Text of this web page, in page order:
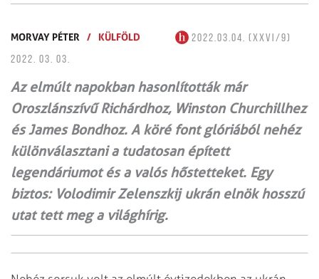
MORVAY PÉTER / KÜLFÖLD
2022.03.04. (XXVI/9)
2022. 03. 03.
Az elmúlt napokban hasonlították már
Oroszlánszívű Richárdhoz, Winston Churchillhez
és James Bondhoz. A köré font glóriából nehéz
különválasztani a tudatosan épített
legendáriumot és a valós hős­tetteket. Egy
biztos: Volodimir Zelenszkij ukrán elnök hosszú
utat tett meg a világhírig.